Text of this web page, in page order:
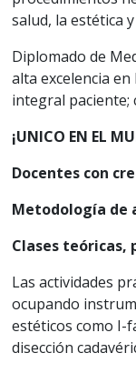
salud, la estética
Diplomado de
alta excelencia
integral paciente;
¡UNICO EN EL
Docentes con
Metodología de
Clases teóricas,
Las actividades
ocupando
estéticos como I-
disección